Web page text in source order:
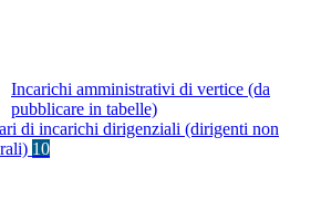
Incarichi amministrativi di vertice (da
pubblicare in tabelle)
di incarichi dirigenziali (dirigenti non
10